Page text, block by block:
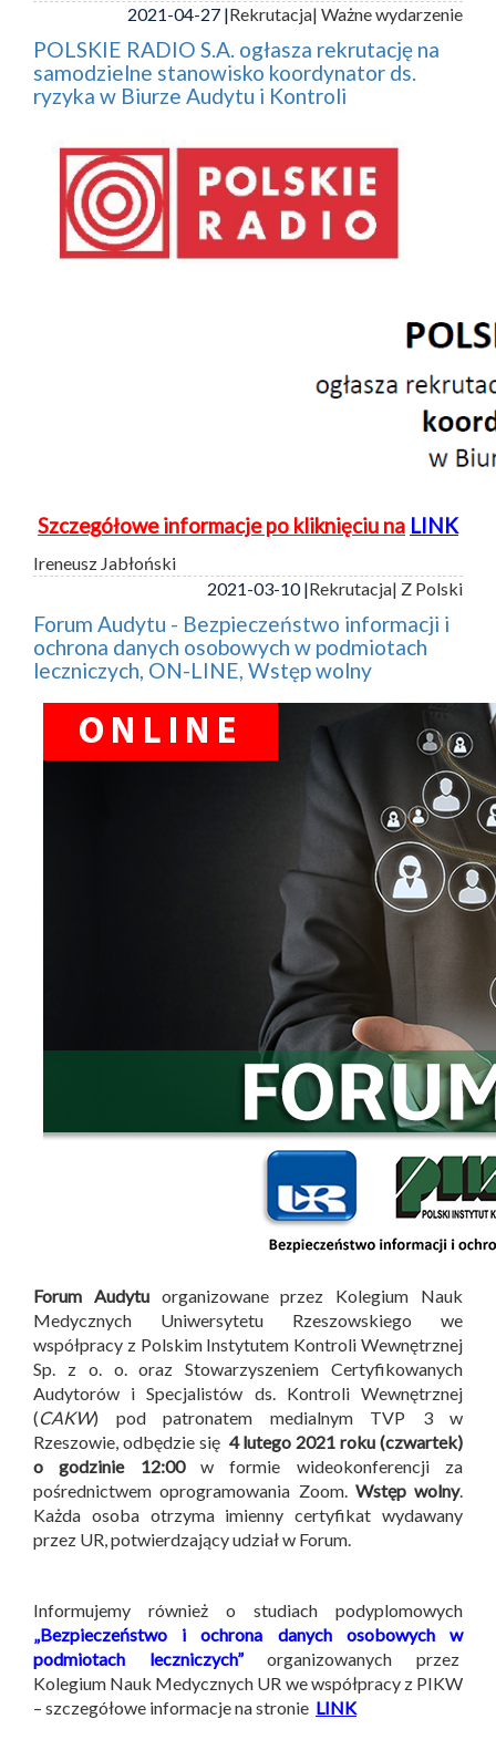
2021-04-27 |Rekrutacja| Ważne wydarzenie
POLSKIE RADIO S.A. ogłasza rekrutację na
samodzielne stanowisko koordynator ds.
ryzyka w Biurze Audytu i Kontroli
Szczegółowe informacje po kliknięciu na LINK
Ireneusz Jabłoński
2021-03-10 |Rekrutacja| Z Polski
Forum Audytu - Bezpieczeństwo informacji i
ochrona danych osobowych w podmiotach
leczniczych, ON-LINE, Wstęp wolny
Forum Audytuorganizowane przez Kolegium Nauk
Medycznych Uniwersytetu Rzeszowskiego we
współpracy z Polskim Instytutem Kontroli Wewnętrznej
Sp. z o. o. oraz Stowarzyszeniem Certyfikowanych
Audytorów i Specjalistów ds. Kontroli Wewnętrznej
(CAKW) pod patronatem medialnym TVP 3 w
Rzeszowie, odbędzie się 4 lutego 2021 roku (czwartek)
o godzinie 12:00w formie wideokonferencji za
pośrednictwem oprogramowania Zoom. Wstęp wolny.
Każda osoba otrzyma imienny certyfikat wydawany
przez UR, potwierdzający udział w Forum.
Informujemy również o studiach podyplomowych
„Bezpieczeństwo i ochrona danych osobowych w
podmiotach leczniczych”organizowanych przez
Kolegium Nauk Medycznych UR we współpracy z PIKW
– szczegółowe informacje na stronie LINK